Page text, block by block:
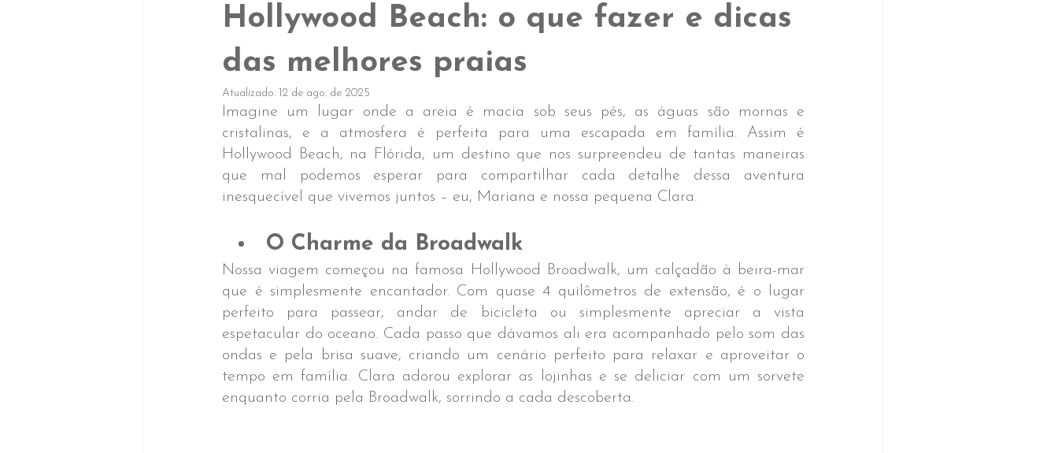
Hollywood Beach: o que fazer e dicas
das melhores praias
Atualizado: 12 de ago. de 2025
Imagine um lugar onde a areia é macia sob seus pés, as águas são mornas e
cristalinas, e a atmosfera é perfeita para uma escapada em família. Assim é
Hollywood Beach, na Flórida, um destino que nos surpreendeu de tantas maneiras
que mal podemos esperar para compartilhar cada detalhe dessa aventura
inesquecível que vivemos juntos – eu, Mariana e nossa pequena Clara.
O Charme da Broadwalk
Nossa viagem começou na famosa Hollywood Broadwalk, um calçadão à beira-mar
que é simplesmente encantador. Com quase 4 quilômetros de extensão, é o lugar
perfeito para passear, andar de bicicleta ou simplesmente apreciar a vista
espetacular do oceano. Cada passo que dávamos ali era acompanhado pelo som das
ondas e pela brisa suave, criando um cenário perfeito para relaxar e aproveitar o
tempo em família. Clara adorou explorar as lojinhas e se deliciar com um sorvete
enquanto corria pela Broadwalk, sorrindo a cada descoberta.